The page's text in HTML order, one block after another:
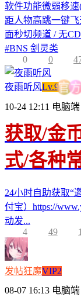
软件功能微弱移
距人物高跳一键
面秒切频道 / 无
#BNS 剑灵类
0
0
夜雨听风Lv.9官 方
10-24 12:11 电脑端
获取/金
式/各种
24小时自助获取“
付宝）https://
动发...
4
49
发帖狂魔VIP2
08-07 16:13 电脑端